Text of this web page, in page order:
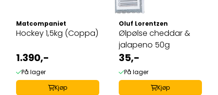
Matcompaniet
Hockey 1,5kg (Coppa)
1.390,-
På lager
Kjøp
Oluf Lorentzen
Ølpølse cheddar &
jalapeno 50g
35,-
På lager
Kjøp